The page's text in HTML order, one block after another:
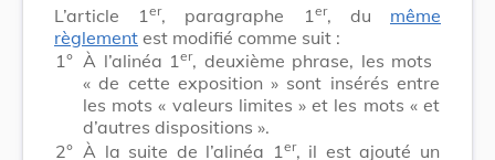
L’article 1er, paragraphe 1 er, du même
règlement est modifié comme suit :
1° À l’alinéa 1er, deuxième phrase, les mots
« de cette exposition » sont insérés entre
les mots« valeurs limites » et les mots « et
d’autres dispositions ».
2° À la suite de l’alinéa 1 er, il est ajouté un